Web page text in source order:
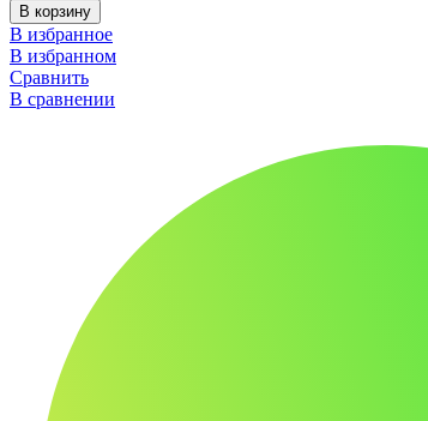
В корзину
В избранное
В избранном
Сравнить
В сравнении